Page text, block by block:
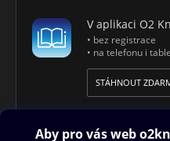
V aplikaci O2
• bez registrace
• na telefonu i
STÁHNOUT